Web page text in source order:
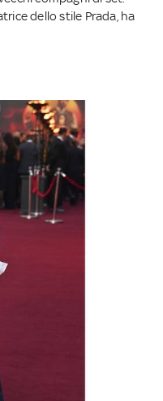
dello stile Prada, ha